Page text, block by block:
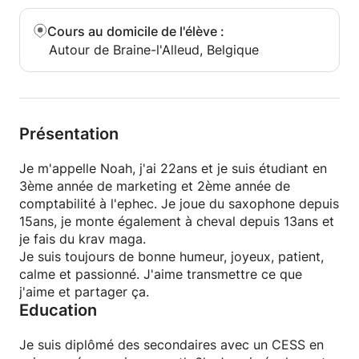
Cours au domicile de l'élève :
Autour de Braine-l'Alleud, Belgique
Présentation
Je m'appelle Noah, j'ai 22ans et je suis étudiant en
3ème année de marketing et 2ème année de
comptabilité à l'ephec. Je joue du saxophone depuis
15ans, je monte également à cheval depuis 13ans et
je fais du krav maga.
Je suis toujours de bonne humeur, joyeux, patient,
calme et passionné. J'aime transmettre ce que
j'aime et partager ça.
Education
Je suis diplômé des secondaires avec un CESS en